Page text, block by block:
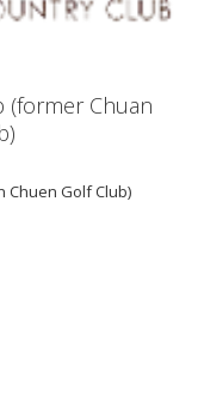
(former Chuan
Chuen Golf Club)